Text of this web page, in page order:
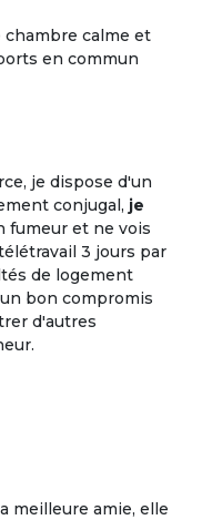
calme et
en commun
je dispose d'un
conjugal, je
fumeur et ne vois
3 jours par
de logement
bon compromis
d'autres
meilleure amie, elle